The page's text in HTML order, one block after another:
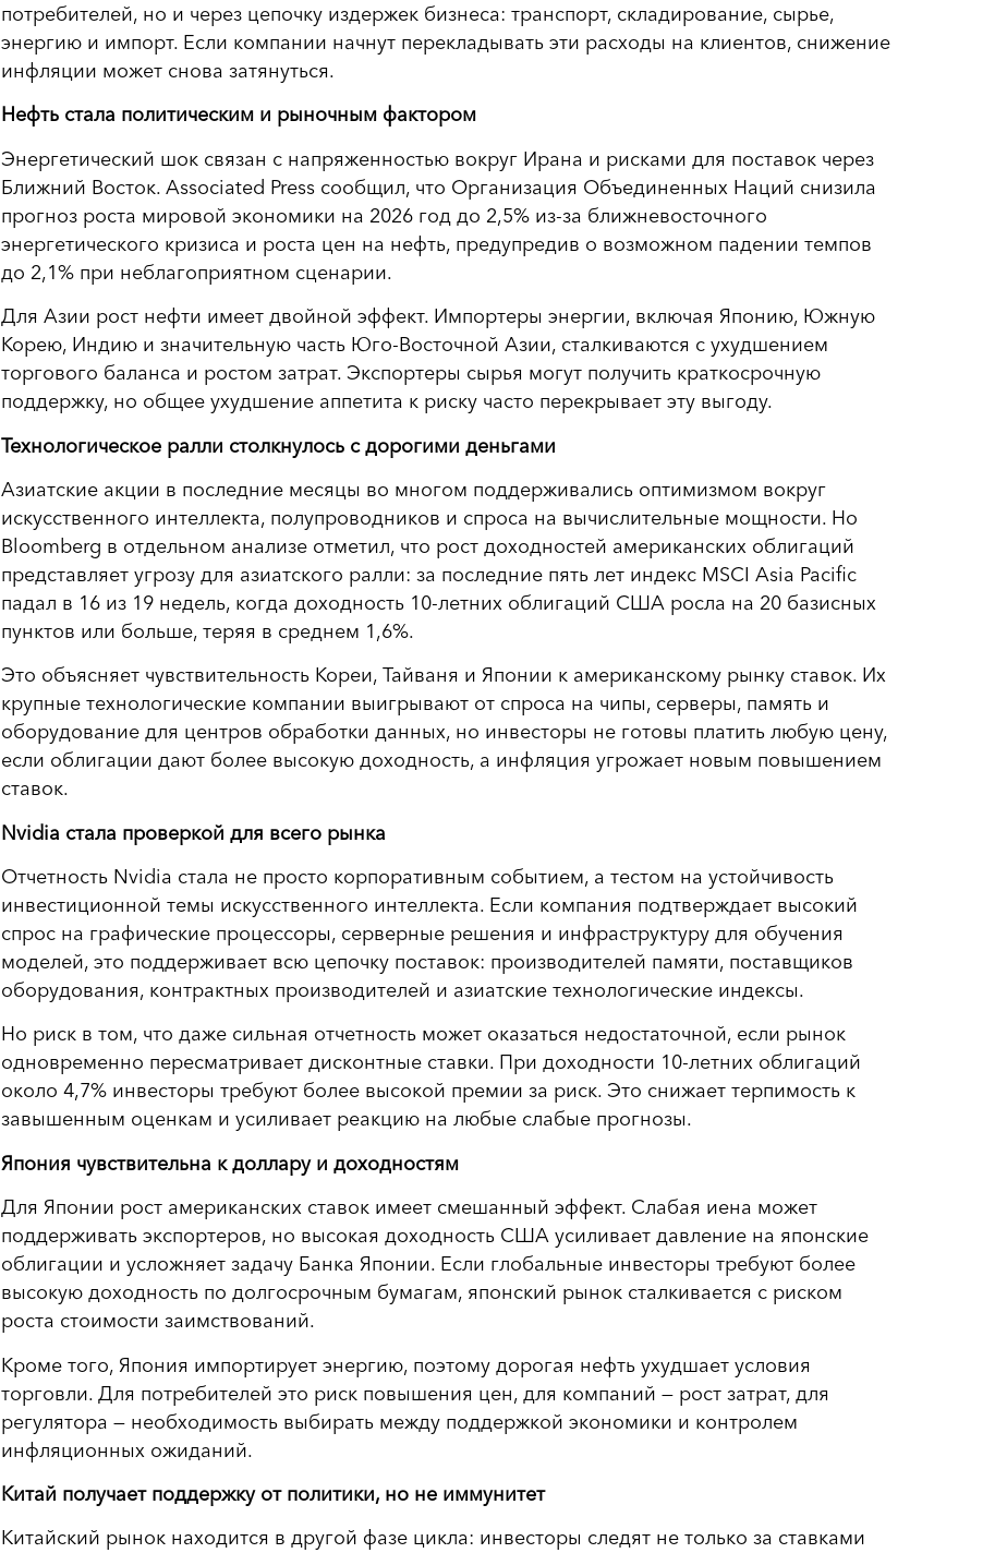
потребителей, но и через цепочку издержек бизнеса: транспорт, складирование, сырье,
энергию и импорт. Если компании начнут перекладывать эти расходы на клиентов, снижение
инфляции может снова затянуться.
Нефть стала политическим и рыночным фактором
Энергетический шок связан с напряженностью вокруг Ирана и рисками для поставок через
Ближний Восток. Associated Press сообщил, что Организация Объединенных Наций снизила
прогноз роста мировой экономики на 2026 год до 2,5% из-за ближневосточного
энергетического кризиса и роста цен на нефть, предупредив о возможном падении темпов
до 2,1% при неблагоприятном сценарии.
Для Азии рост нефти имеет двойной эффект. Импортеры энергии, включая Японию, Южную
Корею, Индию и значительную часть Юго-Восточной Азии, сталкиваются с ухудшением
торгового баланса и ростом затрат. Экспортеры сырья могут получить краткосрочную
поддержку, но общее ухудшение аппетита к риску часто перекрывает эту выгоду.
Технологическое ралли столкнулось с дорогими деньгами
Азиатские акции в последние месяцы во многом поддерживались оптимизмом вокруг
искусственного интеллекта, полупроводников и спроса на вычислительные мощности. Но
Bloomberg в отдельном анализе отметил, что рост доходностей американских облигаций
представляет угрозу для азиатского ралли: за последние пять лет индекс MSCI Asia Pacific
падал в 16 из 19 недель, когда доходность 10-летних облигаций США росла на 20 базисных
пунктов или больше, теряя в среднем 1,6%.
Это объясняет чувствительность Кореи, Тайваня и Японии к американскому рынку ставок. Их
крупные технологические компании выигрывают от спроса на чипы, серверы, память и
оборудование для центров обработки данных, но инвесторы не готовы платить любую цену,
если облигации дают более высокую доходность, а инфляция угрожает новым повышением
ставок.
Nvidia стала проверкой для всего рынка
Отчетность Nvidia стала не просто корпоративным событием, а тестом на устойчивость
инвестиционной темы искусственного интеллекта. Если компания подтверждает высокий
спрос на графические процессоры, серверные решения и инфраструктуру для обучения
моделей, это поддерживает всю цепочку поставок: производителей памяти, поставщиков
оборудования, контрактных производителей и азиатские технологические индексы.
Но риск в том, что даже сильная отчетность может оказаться недостаточной, если рынок
одновременно пересматривает дисконтные ставки. При доходности 10-летних облигаций
около 4,7% инвесторы требуют более высокой премии за риск. Это снижает терпимость к
завышенным оценкам и усиливает реакцию на любые слабые прогнозы.
Япония чувствительна к доллару и доходностям
Для Японии рост американских ставок имеет смешанный эффект. Слабая иена может
поддерживать экспортеров, но высокая доходность США усиливает давление на японские
облигации и усложняет задачу Банка Японии. Если глобальные инвесторы требуют более
высокую доходность по долгосрочным бумагам, японский рынок сталкивается с риском
роста стоимости заимствований.
Кроме того, Япония импортирует энергию, поэтому дорогая нефть ухудшает условия
торговли. Для потребителей это риск повышения цен, для компаний — рост затрат, для
регулятора — необходимость выбирать между поддержкой экономики и контролем
инфляционных ожиданий.
Китай получает поддержку от политики, но не иммунитет
Китайский рынок находится в другой фазе цикла: инвесторы следят не только за ставками